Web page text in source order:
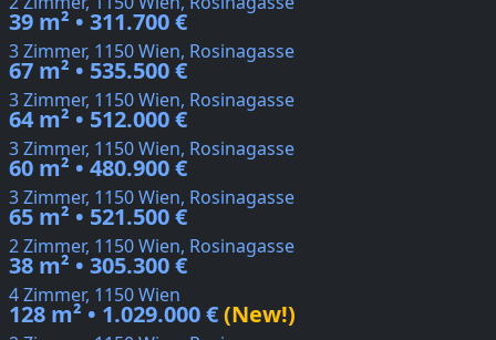
39 m² • 311.700 €
3 Zimmer, 1150 Wien, Rosinagasse
67 m² • 535.500 €
3 Zimmer, 1150 Wien, Rosinagasse
64 m² • 512.000 €
3 Zimmer, 1150 Wien, Rosinagasse
60 m² • 480.900 €
3 Zimmer, 1150 Wien, Rosinagasse
65 m² • 521.500 €
2 Zimmer, 1150 Wien, Rosinagasse
38 m² • 305.300 €
4 Zimmer, 1150 Wien
128 m² • 1.029.000 €(New!)